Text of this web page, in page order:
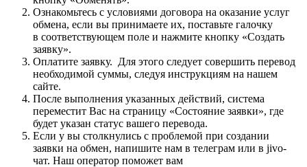
Ознакомьтесь с условиями договора на оказание услуг
обмена, если вы принимаете их, поставьте галочку
в соответствующем поле и нажмите кнопку «Создать
заявку».
Оплатите заявку. Для этого следует совершить перевод
необходимой суммы, следуя инструкциям на нашем
сайте.
После выполнения указанных действий, система
переместит Вас на страницу «Состояние заявки», где
будет указан статус вашего перевода.
Если у вы столкнулись с проблемой при создании
заявки на обмен, напишите нам в телеграм или в jivo-
чат. Наш оператор поможет вам